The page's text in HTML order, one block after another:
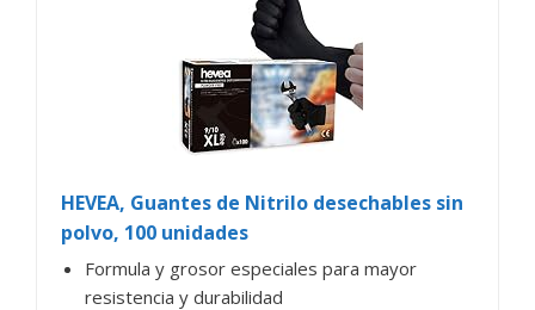
HEVEA, Guantes de Nitrilo desechables sin
polvo, 100 unidades
Formula y grosor especiales para mayor
resistencia y durabilidad